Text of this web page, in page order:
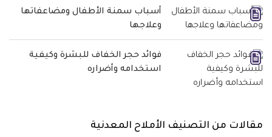
أسباب سمنة الأطفال ومضاعفاتها
وعلاجها
فوائد حجر الخفاف للبشرة وكيفية
استخدامه وأضراره
مقالات من التصنيف الأملاح المعدنية